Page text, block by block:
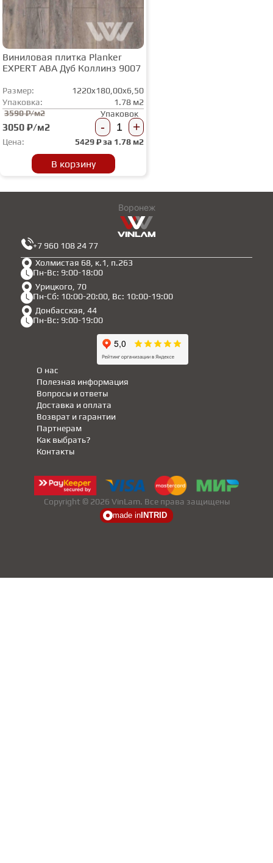
Виниловая плитка Planker
EXPERT АВА Дуб Коллинз 9007
Размер:
1220x180,00x6,50
Упаковка:
1.78 м2
3590 ₽/м2
3050 ₽/м2
Упаковок
- +
Цена: 5429₽ за 1.78 м2
В корзину
Воронеж
Холмистая 68, к.1, п.263
Пн-Вс: 9:00-18:00
Урицкого, 70
Пн-Сб: 10:00-20:00, Вс: 10:00-19:00
Донбасская, 44
Пн-Вс: 9:00-19:00
+7 960 108 24 77
Полезная информация
Партнерам
Вопросы и ответы
Доставка и оплата
Возврат и гарантии
Как выбрать?
О нас
Контакты
Copyright © 2026 VinLam. Все права защищены
made in INTRID